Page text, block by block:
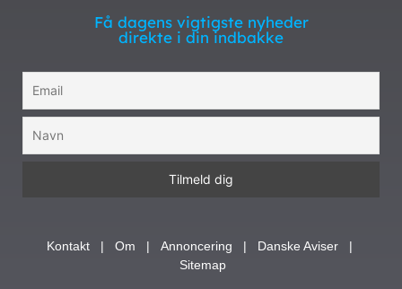
Få dagens vigtigste nyheder
direkte i din indbakke
Kontakt| Om | Annoncering | Danske Aviser|
Sitemap